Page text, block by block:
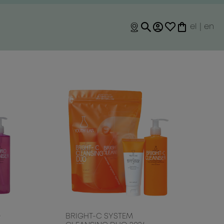
el en
BRIGHT-C SYSTEM